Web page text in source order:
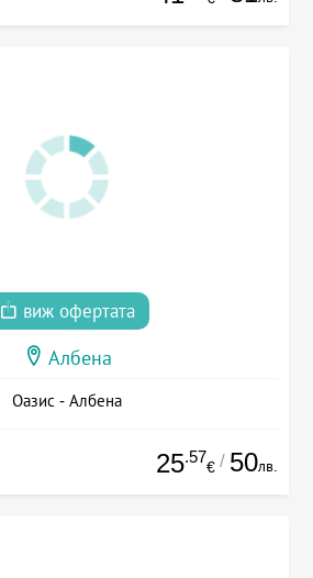
виж офертата
Албена
Оазис - Албена
25.57
€ / 50лв.